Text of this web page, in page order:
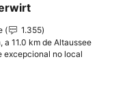
aos favoritos
1.355
a 11.0 km de Altaussee
excepcional no local